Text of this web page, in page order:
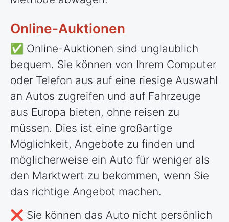
Online-Auktionen
✅ Online-Auktionen sind unglaublich
bequem. Sie können von Ihrem Computer
oder Telefon aus auf eine riesige Auswahl
an Autos zugreifen und auf Fahrzeuge
aus Europa bieten, ohne reisen zu
müssen. Dies ist eine großartige
Möglichkeit, Angebote zu finden und
möglicherweise ein Auto für weniger als
den Marktwert zu bekommen, wenn Sie
das richtige Angebot machen.
❌ Sie können das Auto nicht persönlich